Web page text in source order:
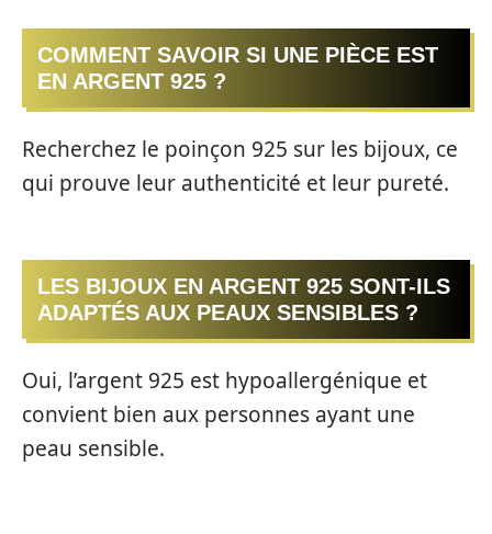
COMMENT SAVOIR SI UNE PIÈCE EST
EN ARGENT 925 ?
Recherchez le poinçon 925 sur les bijoux, ce
qui prouve leur authenticité et leur pureté.
LES BIJOUX EN ARGENT 925 SONT-ILS
ADAPTÉS AUX PEAUX SENSIBLES ?
Oui, l’argent 925 est hypoallergénique et
convient bien aux personnes ayant une
peau sensible.